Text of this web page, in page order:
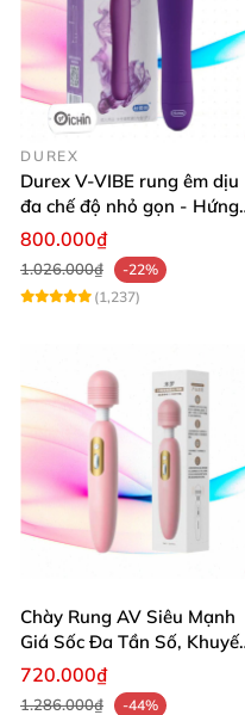
DUREX
Durex V-VIBE rung êm dịu
đa chế độ nhỏ gọn - Hứng
khởi từng phút
800.000₫
1.026.000₫
-22%
(1,237)
Chày Rung AV Siêu Mạnh
Giá Sốc Đa Tần Số,
Mãi
720.000₫
1.286.000₫
-44%